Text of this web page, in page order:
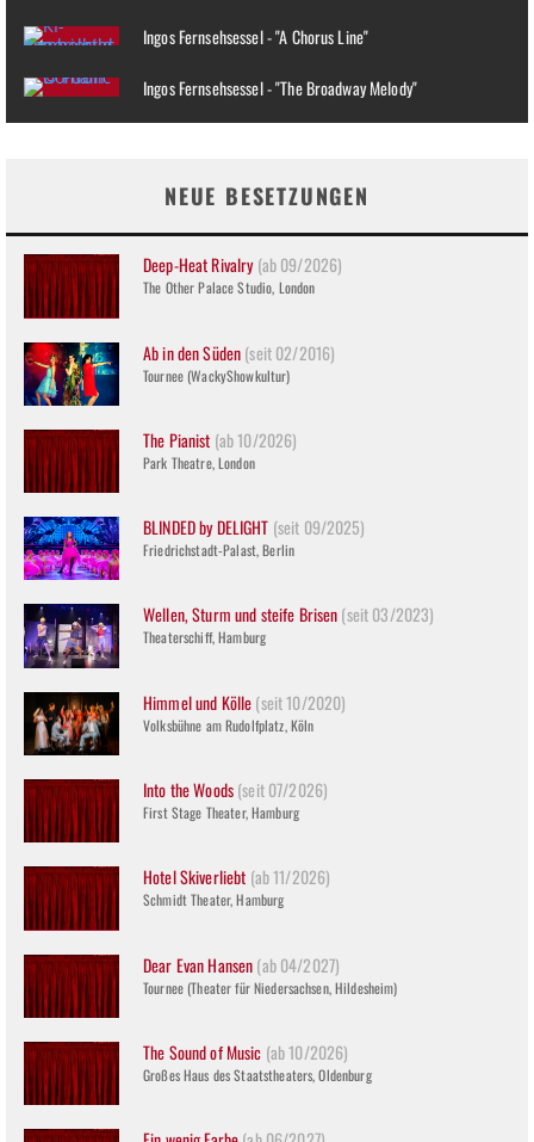
Ingos Fernsehsessel - "A Chorus Line"
Ingos Fernsehsessel - "The Broadway Melody"
NEUE BESETZUNGEN
Deep-Heat Rivalry(ab 09/2026)
The Other Palace Studio, London
Ab in den Süden(seit 02/2016)
Tournee (WackyShowkultur)
The Pianist (ab 10/2026)
Park Theatre, London
BLINDED by DELIGHT (seit 09/2025)
Friedrichstadt-Palast, Berlin
Wellen, Sturm und steife Brisen(seit 03/2023)
Theaterschiff, Hamburg
Himmel und Kölle(seit 10/2020)
Volksbühne am Rudolfplatz, Köln
Into the Woods(seit 07/2026)
First Stage Theater, Hamburg
Hotel Skiverliebt (ab 11/2026)
Schmidt Theater, Hamburg
Dear Evan Hansen(ab 04/2027)
Tournee (Theater für Niedersachsen, Hildesheim)
The Sound of Music (ab 10/2026)
Großes Haus des Staatstheaters, Oldenburg